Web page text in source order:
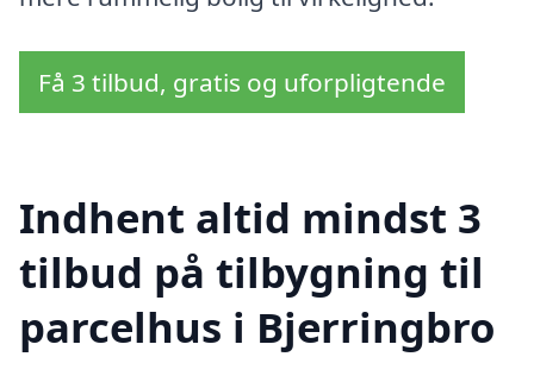
Få 3 tilbud, gratis og uforpligtende
Indhent altid mindst 3
tilbud på tilbygning til
parcelhus i Bjerringbro